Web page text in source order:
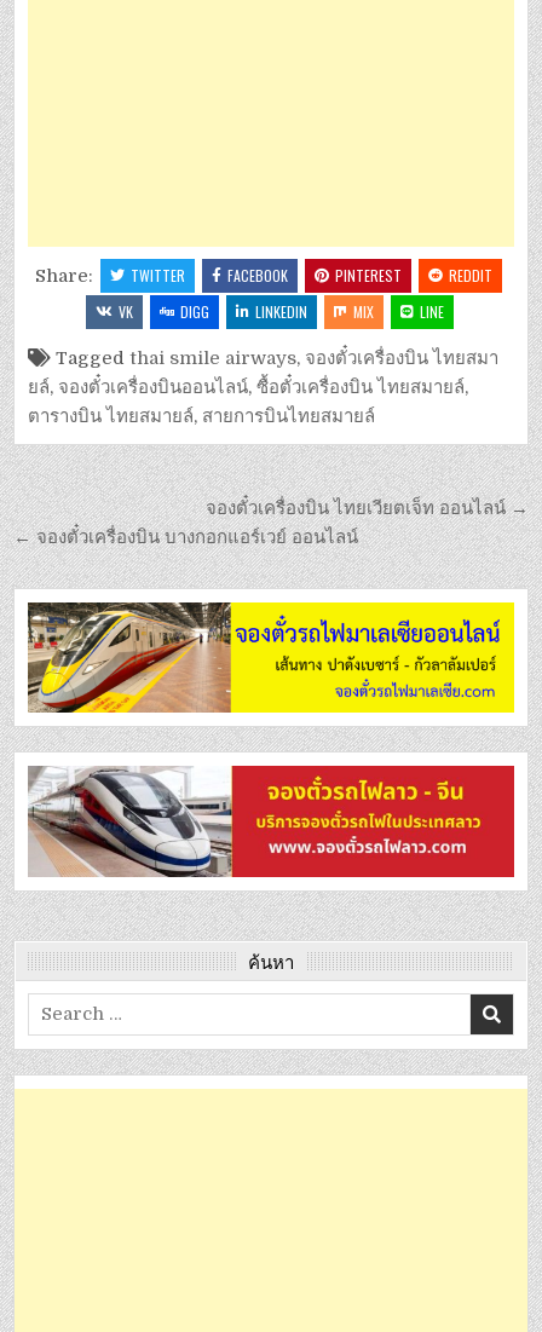
Share: TWITTER FACEBOOK PINTEREST
REDDIT
VK
DIGG LINKEDIN MIX LINE
Taggedthai smile airways, จองตั๋วเครื่องบิน ไทยสมา
ยล์, จองตั๋วเครื่องบินออนไลน์,ซื้อตั๋วเครื่องบิน ไทยสมายล์,
ตารางบิน ไทยสมายล์, สายการบินไทยสมายล์
จองตั๋วเครื่องบิน ไทยเวียตเจ็ท ออนไลน์ →
← จองตั๋วเครื่องบิน บางกอกแอร์เวย์ ออนไลน์
ค้นหา
Search
for: